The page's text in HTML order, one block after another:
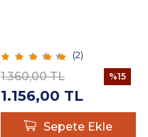
1.360,00TL
1.156,00 TL
%15
Sepete Ekle
(2)